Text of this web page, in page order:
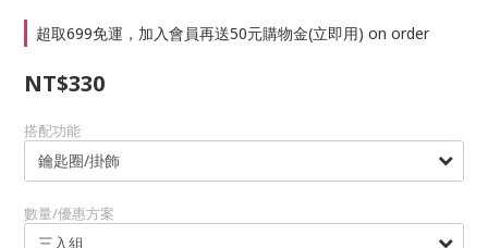
超取699免運，加入會員再送50元購物金(立即用) on order
NT$330
搭配功能
數量/優惠方案